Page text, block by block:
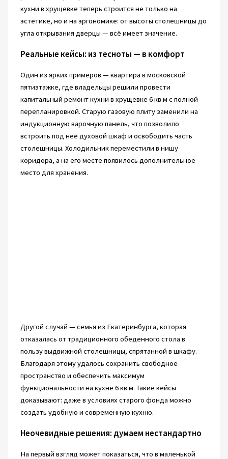
кухни в хрущевке теперь строится не только на
эстетике, но и на эргономике: от высоты столешницы до
угла открывания дверцы — всё имеет значение.
Реальные кейсы: из тесноты — в комфорт
Один из ярких примеров — квартира в московской
пятиэтажке, где владельцы решили провести
капитальный ремонт кухни в хрущевке 6 кв.м с полной
перепланировкой. Старую газовую плиту заменили на
индукционную варочную панель, что позволило
встроить под неё духовой шкаф и освободить часть
столешницы. Холодильник переместили в нишу
коридора, а на его месте появилось дополнительное
место для хранения.
Другой случай — семья из Екатеринбурга, которая
отказалась от традиционного обеденного стола в
пользу выдвижной столешницы, спрятанной в шкафу.
Благодаря этому удалось сохранить свободное
пространство и обеспечить максимум
функциональности на кухне 6 кв.м. Такие кейсы
доказывают: даже в условиях старого фонда можно
создать удобную и современную кухню.
Неочевидные решения: думаем нестандартно
На первый взгляд может показаться, что в маленькой